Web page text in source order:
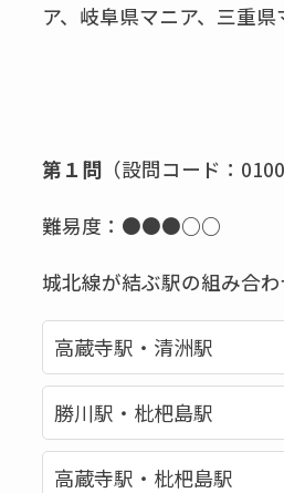
ア、岐阜県マニア、三重県
第１問 （設問コード：
難易度：●●●○○
城北線が結ぶ駅の組み合
高蔵寺駅・清洲駅
勝川駅・枇杷島駅
高蔵寺駅・枇杷島駅